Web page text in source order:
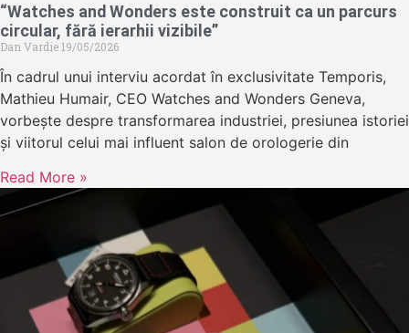
“Watches and Wonders este construit ca un parcurs
circular, fără ierarhii vizibile”
Dan Vardie19/05/2026
În cadrul unui interviu acordat în exclusivitate Temporis,
Mathieu Humair, CEO Watches and Wonders Geneva,
vorbește despre transformarea industriei, presiunea istoriei
și viitorul celui mai influent salon de orologerie din
Read More »